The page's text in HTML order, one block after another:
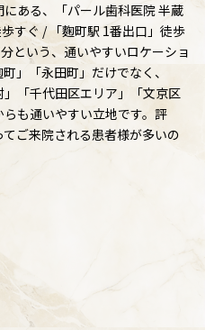
ある、「パール歯科医院 半蔵
すぐ / 「麴町駅 1番出口」徒歩
という、通いやすいロケーショ
」「永田町」だけでなく、
」「千代田区エリア」「文京区
も通いやすい立地です。評
ご来院される患者様が多いの